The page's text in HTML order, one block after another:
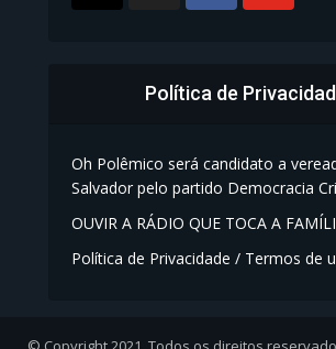
Política de
Oh Polêmico será candidato a
Salvador pelo partido Democracia
OUVIR A RÁDIO QUE TOCA A
Política de Privacidade / Termos de